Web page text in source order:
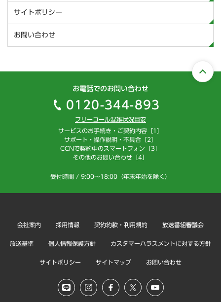
サイトポリシー
お問い合わせ
お電話でのお問い合わせ
0120-344-893
フリーコール混雑状況目安
サービスのお手続き・ご契約内容［1］
サポート・操作説明・不具合［2］
CCNで契約中のスマートフォン［3］
その他のお問い合わせ［4］
受付時間 / 9:00～18:00（年末年始を除く）
会社案内 採用情報 契約約款・利用規約 放送番組審議会
放送基準 個人情報保護方針 カスタマーハラスメントに対する方針
サイトポリシー サイトマップ お問い合わせ